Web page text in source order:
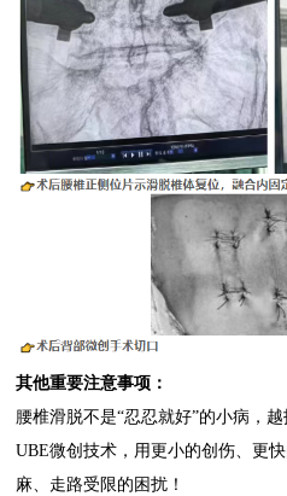
其他重要注意事项：
腰椎滑脱不是“忍忍就好”的小病，越
UBE微创技术，用更小的创伤、更
麻、走路受限的困扰！